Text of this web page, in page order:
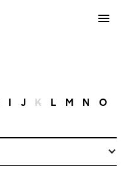
I J K L M N O